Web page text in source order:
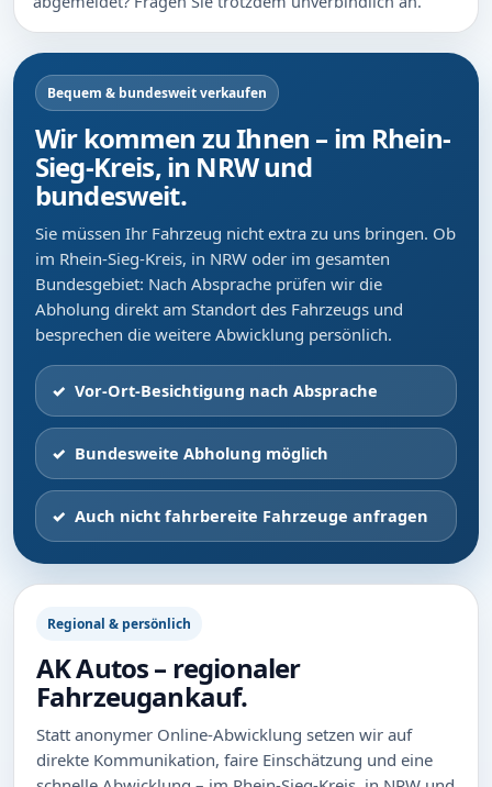
Bequem & bundesweit verkaufen
Wir kommen zu Ihnen – im Rhein-
Sieg-Kreis, in NRW und
bundesweit.
Sie müssen Ihr Fahrzeug nicht extra zu uns bringen. Ob
im Rhein-Sieg-Kreis, in NRW oder im gesamten
Bundesgebiet: Nach Absprache prüfen wir die
Abholung direkt am Standort des Fahrzeugs und
besprechen die weitere Abwicklung persönlich.
Vor-Ort-Besichtigung nach Absprache
Bundesweite Abholung möglich
Auch nicht fahrbereite Fahrzeuge anfragen
Regional & persönlich
AK Autos – regionaler
Fahrzeugankauf.
Statt anonymer Online-Abwicklung setzen wir auf
direkte Kommunikation, faire Einschätzung und eine